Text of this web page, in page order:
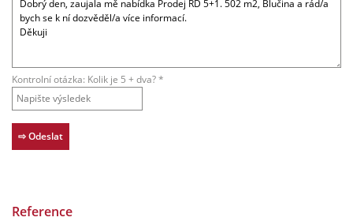
Kontrolní otázka: Kolik je 5 + dva? *
Reference